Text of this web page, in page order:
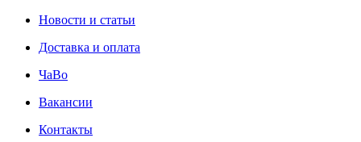
Новости и статьи
Доставка и оплата
ЧаВо
Вакансии
Контакты